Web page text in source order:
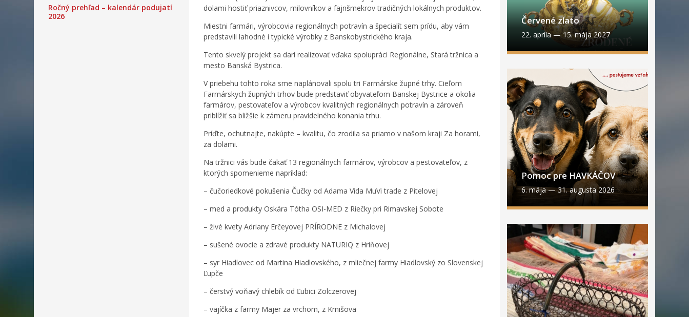
Ročný prehľad – kalendár podujatí
2026
dolami hostiť priaznivcov, milovníkov a fajnšmekrov tradičných lokálnych produktov.
Miestni farmári, výrobcovia regionálnych potravín a špecialít sem prídu, aby vám
predstavili lahodné i typické výrobky z Banskobystrického kraja.
Tento skvelý projekt sa darí realizovať vďaka spolupráci Regionálne, Stará tržnica a
mesto Banská Bystrica.
V priebehu tohto roka sme naplánovali spolu tri Farmárske župné trhy. Cieľom
Farmárskych župných trhov bude predstaviť obyvateľom Banskej Bystrice a okolia
farmárov, pestovateľov a výrobcov kvalitných regionálnych potravín a zároveň
priblížiť sa bližšie k zámeru pravidelného konania trhu.
Príďte, ochutnajte, nakúpte – kvalitu, čo zrodila sa priamo v našom kraji Za horami,
za dolami.
Na tržnici vás bude čakať 13 regionálnych farmárov, výrobcov a pestovateľov, z
ktorých spomenieme napríklad:
– čučoriedkové pokušenia Čučky od Adama Vida MuVi trade z Pitelovej
– med a produkty Oskára Tótha OSI-MED z Riečky pri Rimavskej Sobote
– živé kvety Adriany Erčeyovej PRÍRODNE z Michalovej
– sušené ovocie a zdravé produkty NATURIQ z Hriňovej
– syr Hiadlovec od Martina Hiadlovského, z mliečnej farmy Hiadlovský zo Slovenskej
Ľupče
– čerstvý voňavý chlebík od Ľubici Zolczerovej
– vajíčka z farmy Majer za vrchom, z Krnišova
Červené zlato
22. apríla— 15. mája 2027
Pomoc pre HAVKÁČOV
6. mája—31. augusta 2026